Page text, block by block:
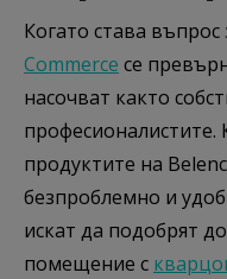
Когато става
Commerce се
насочват както
професионалистите.
продуктите на
безпроблемно и
искат да подобрят
помещение с